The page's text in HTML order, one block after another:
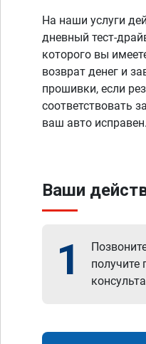
На наши услуги
дневный тест-
которого вы
возврат денег и
прошивки, если
соответствовать
ваш авто исправен.
Ваши
1
получите